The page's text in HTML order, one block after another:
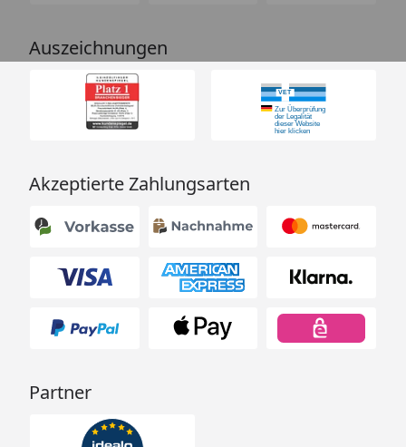
Auszeichnungen
Akzeptierte Zahlungsarten
Partner